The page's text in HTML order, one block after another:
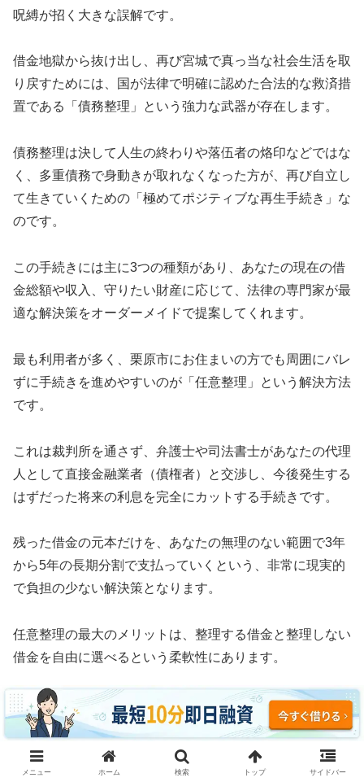
呪縛が招く大きな誤解です。
借金地獄から抜け出し、再び宮城で真っ当な社会生活を取
り戻すためには、国が法律で明確に認めた合法的な救済措
置である「債務整理」という強力な武器が存在します。
債務整理は決して人生の終わりや落伍者の烙印などではな
く、多重債務で身動きが取れなくなった方が、再び自立し
て生きていくための「極めてポジティブな再生手続き」な
のです。
この手続きには主に3つの種類があり、あなたの現在の借
金総額や収入、守りたい財産に応じて、法律の専門家が最
適な解決策をオーダーメイドで提案してくれます。
最も利用者が多く、栗原市にお住まいの方でも周囲にバレ
ずに手続きを進めやすいのが「任意整理」という解決方法
です。
これは裁判所を通さず、弁護士や司法書士があなたの代理
人として直接金融業者（債権者）と交渉し、今後発生する
はずだった将来の利息を完全にカットする手続きです。
残った借金の元本だけを、あなたの無理のない範囲で3年
から5年の長期分割で支払っていくという、非常に現実的
で負担の少ない解決策となります。
任意整理の最大のメリットは、整理する借金と整理しない
借金を自由に選べるという柔軟性にあります。
例えば、車のローンや住宅ローン、あるいは保証人に迷惑
がかかる奨学金などはそのまま支払い続け、消費者金融や
クレジットカードのリボ払いだけを対象にして利息をゼロ
にすることが可能です。
メニュー ホーム 検索 トップ サイドバー